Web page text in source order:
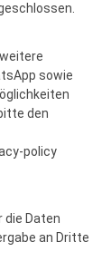
sowie
den
policy
Daten
an Dritte